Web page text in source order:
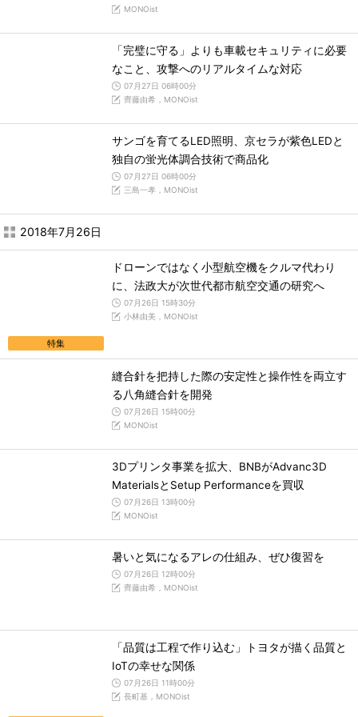
MONOist
「完璧に守る」よりも車載セキュリティに必要
なこと、攻撃へのリアルタイムな対応
07月27日 06時00分
齊藤由希，MONOist
サンゴを育てるLED照明、京セラが紫色LEDと
独自の蛍光体調合技術で商品化
07月27日 06時00分
三島一孝，MONOist
2018年7月26日
特集
ドローンではなく小型航空機をクルマ代わり
に、法政大が次世代都市航空交通の研究へ
07月26日 15時30分
小林由美，MONOist
縫合針を把持した際の安定性と操作性を両立す
る八角縫合針を開発
07月26日 15時00分
MONOist
3Dプリンタ事業を拡大、BNBがAdvanc3D
MaterialsとSetup Performanceを買収
07月26日 13時00分
MONOist
暑いと気になるアレの仕組み、ぜひ復習を
07月26日 12時00分
齊藤由希，MONOist
「品質は工程で作り込む」トヨタが描く品質と
IoTの幸せな関係
07月26日 11時00分
長町基，MONOist